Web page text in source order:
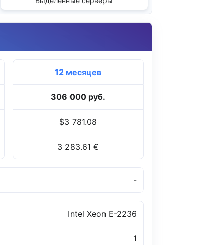
12 месяцев
306 000 руб.
$3 781.08
3 283.61 €
-
Intel Xeon E-2236
1